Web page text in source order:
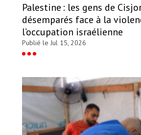
Palestine : les gens de
désemparés face à la
l’occupation israélienne
Publié le Jul 15, 2026